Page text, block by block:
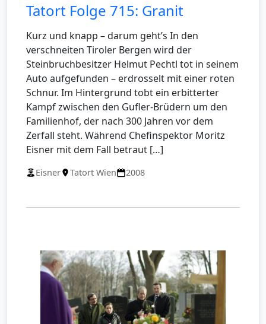
Tatort Folge 715: Granit
Kurz und knapp – darum geht’s In den
verschneiten Tiroler Bergen wird der
Steinbruchbesitzer Helmut Pechtl tot in seinem
Auto aufgefunden – erdrosselt mit einer roten
Schnur. Im Hintergrund tobt ein erbitterter
Kampf zwischen den Gufler-Brüdern um den
Familienhof, der nach 300 Jahren vor dem
Zerfall steht. Während Chefinspektor Moritz
Eisner mit dem Fall betraut […]
Eisner Tatort Wien 2008